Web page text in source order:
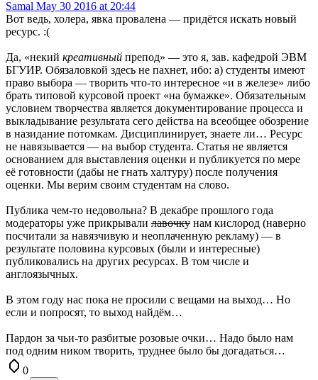
Samal May 30 2016 at 20:44
Вот ведь, холера, явка провалена — придётся искать новый
ресурс. :(
Да, «некий креативный препод» — это я, зав. кафедрой ЭВМ
БГУИР. Обязаловкой здесь не пахнет, ибо: а) студенты имеют
право выбора — творить что-то интересное «и в железе» либо
брать типовой курсовой проект «на бумажке». Обязательным
условием творчества является документирование процесса и
выкладывание результата сего действа на всеобщее обозрение
в назидание потомкам. Дисциплинирует, знаете ли… Ресурс
не навязывается — на выбор студента. Статья не является
основанием для выставления оценки и публикуется по мере
её готовности (дабы не гнать халтуру) после получения
оценки. Мы верим своим студентам на слово.
Публика чем-то недовольна? В декабре прошлого года
модераторы уже прикрывали лавочку нам кислород (наверно
посчитали за навязчивую и неоплаченную рекламу) — в
результате половина курсовых (были и интересные)
публиковались на других ресурсах. В том числе и
англоязычных.
В этом году нас пока не просили с вещами на выход… Но
если и попросят, то выход найдём…
Пардон за чьи-то разбитые розовые очки… Надо было нам
под одним ником творить, труднее было бы догадаться…
0